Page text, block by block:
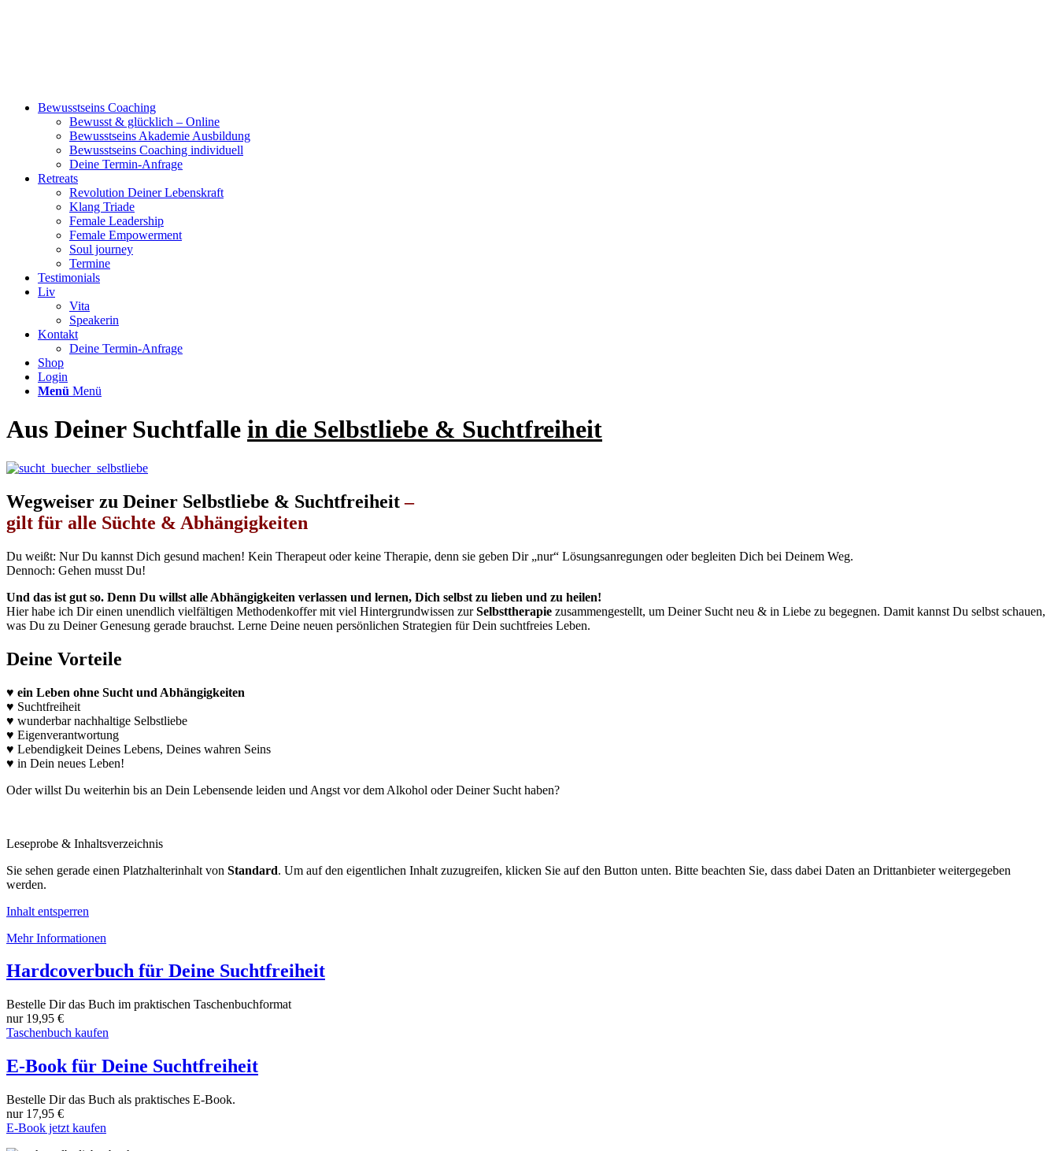
Bewusstseins Coaching
Bewusst & glücklich – Online
Bewusstseins Akademie Ausbildung
Bewusstseins Coaching individuell
Deine Termin-Anfrage
Retreats
Revolution Deiner Lebenskraft
Klang Triade
Female Leadership
Female Empowerment
Soul journey
Termine
Testimonials
Liv
Vita
Speakerin
Kontakt
Deine Termin-Anfrage
Shop
Login
Menü Menü
Aus Deiner Suchtfalle in die Selbstliebe & Suchtfreiheit
Wegweiser zu Deiner Selbstliebe & Suchtfreiheit–
gilt für alle Süchte & Abhängigkeiten
Du weißt: Nur Du kannst Dich gesund machen! Kein Therapeut oder keine Therapie, denn sie geben Dir „nur“ Lösungsanregungen oder begleiten Dich bei Deinem Weg.
Dennoch: Gehen musst Du!
Und das ist gut so. Denn Du willst alle Abhängigkeiten verlassen und lernen, Dich selbst zu lieben und zu heilen!
Hier habe ich Dir einen unendlich vielfältigen Methodenkoffer mit viel Hintergrundwissen zurSelbsttherapie zusammengestellt, um Deiner Sucht neu & in Liebe zu begegnen. Damit kannst Du selbst schauen,
was Du zu Deiner Genesung gerade brauchst. Lerne Deine neuen persönlichen Strategien für Dein suchtfreies Leben.
Deine Vorteile
♥ ein Leben ohne Sucht und Abhängigkeiten
♥ Suchtfreiheit
♥ wunderbar nachhaltige Selbstliebe
♥ Eigenverantwortung
♥ Lebendigkeit Deines Lebens, Deines wahren Seins
♥ in Dein neues Leben!
Oder willst Du weiterhin bis an Dein Lebensende leiden und Angst vor dem Alkohol oder Deiner Sucht haben?
Leseprobe & Inhaltsverzeichnis
Sie sehen gerade einen Platzhalterinhalt von Standard. Um auf den eigentlichen Inhalt zuzugreifen, klicken Sie auf den Button unten. Bitte beachten Sie, dass dabei Daten an Drittanbieter weitergegeben
werden.
Inhalt entsperren
Mehr Informationen
Hardcoverbuch für Deine Suchtfreiheit
Bestelle Dir das Buch im praktischen Taschenbuchformat
nur 19,95 €
Taschenbuch kaufen
E-Book für Deine Suchtfreiheit
Bestelle Dir das Buch als praktisches E-Book.
nur 17,95 €
E-Book jetzt kaufen